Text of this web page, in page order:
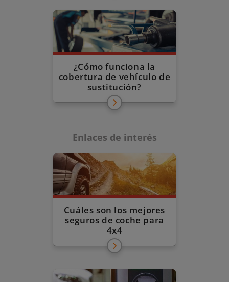
¿Cómo funciona la
cobertura de vehículo de
sustitución?
Enlaces de interés
Cuáles son los mejores
seguros de coche para
4x4